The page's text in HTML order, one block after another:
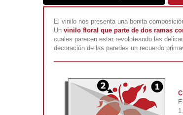
El vinilo nos presenta una bonita
Un vinilo floral que parte de dos ramas
cuales parecen estar revoloteando las
decoración de las paredes un recuerdo